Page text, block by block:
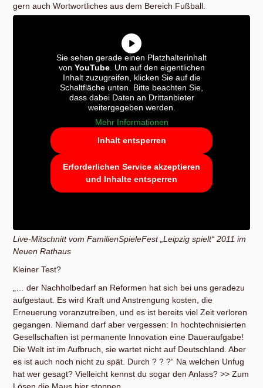
gern auch Wortwortliches aus dem Bereich Fußball.
Sie sehen gerade einen Platzhalterinhalt
von YouTube. Um auf den eigentlichen
Inhalt zuzugreifen, klicken Sie auf die
Schaltfläche unten. Bitte beachten Sie,
dass dabei Daten an Drittanbieter
weitergegeben werden.
Mehr Informationen
Inhalt entsperren
Erforderlichen Service akzeptieren
und Inhalte entsperren
Live-Mitschnitt vom FamilienSpieleFest „Leipzig spielt“ 2011 im
Neuen Rathaus
Kleiner Test?
„… der Nachholbedarf an Reformen hat sich bei uns geradezu
aufgestaut. Es wird Kraft und Anstrengung kosten, die
Erneuerung voranzutreiben, und es ist bereits viel Zeit verloren
gegangen. Niemand darf aber vergessen: In hochtechnisierten
Gesellschaften ist permanente Innovation eine Daueraufgabe!
Die Welt ist im Aufbruch, sie wartet nicht auf Deutschland. Aber
es ist auch noch nicht zu spät. Durch ? ? ?“ Na welchen Unfug
hat wer gesagt? Vielleicht kennst du sogar den Anlass?>> Zum
Lösen die Maus hier stoppen